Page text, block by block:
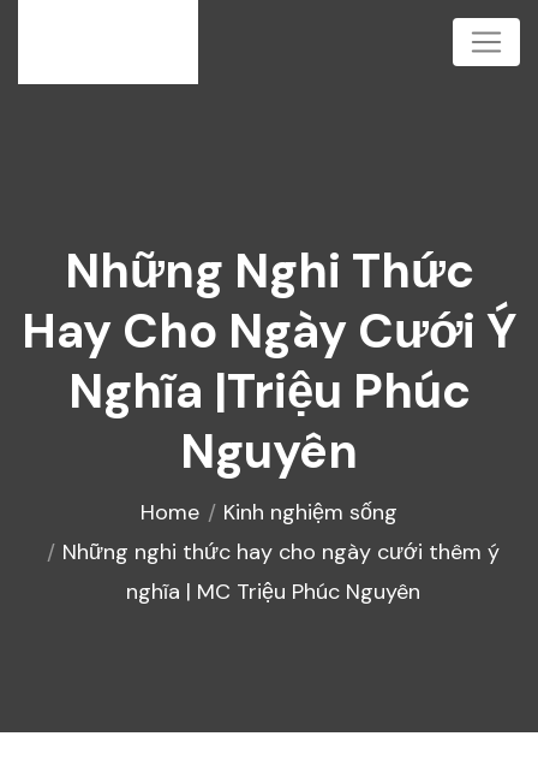
Những Nghi Thức
Hay Cho Ngày Cưới Ý
Nghĩa |Triệu Phúc
Nguyên
Home
Kinh nghiệm sống
Những nghi thức hay cho ngày cưới thêm ý
nghĩa | MC Triệu Phúc Nguyên